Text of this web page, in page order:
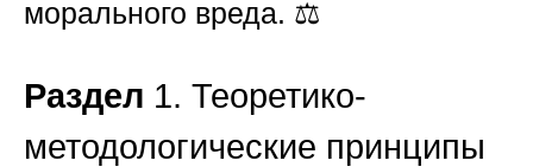
морального вреда. ⚖️
Раздел 1. Теоретико-
методологические принципы